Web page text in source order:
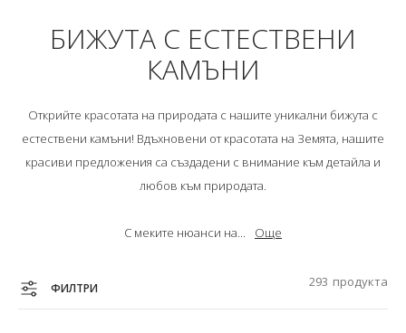
БИЖУТА С ЕСТЕСТВЕНИ
КАМЪНИ
Открийте красотата на природата с нашите уникални бижута с
естествени камъни! Вдъхновени от красотата на Земята, нашите
красиви предложения са създадени с внимание към детайла и
любов към природата.
С меките нюанси на... Още
ФИЛТРИ 293 продуктa